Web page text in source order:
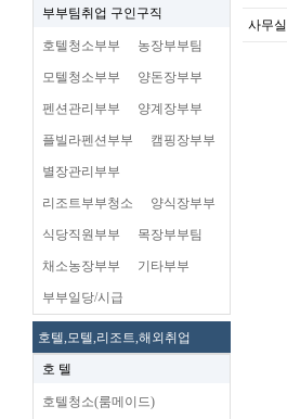
부부팀취업 구인구직
호텔청소부부 농장부부팀
모텔청소부부 양돈장부부
펜션관리부부 양계장부부
플빌라펜션부부 캠핑장부부
별장관리부부
리조트부부청소 양식장부부
식당직원부부 목장부부팀
채소농장부부 기타부부
부부일당/시급
호텔,모텔,리조트,해외취업
호 텔
호텔청소(룸메이드)
사무